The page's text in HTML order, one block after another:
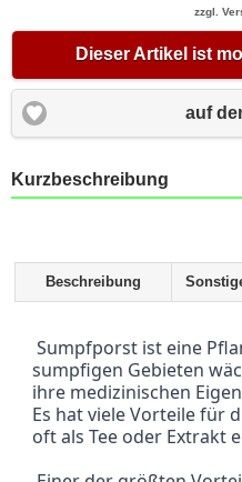
zzgl.
Dieser Artikel ist
auf
Kurzbeschreibung
Beschreibung
Sumpfporst ist eine Pflanze, die in feuchten und
sumpfigen Gebieten
ihre medizinischen
Es hat viele Vorteile für
oft als Tee oder Extrakt